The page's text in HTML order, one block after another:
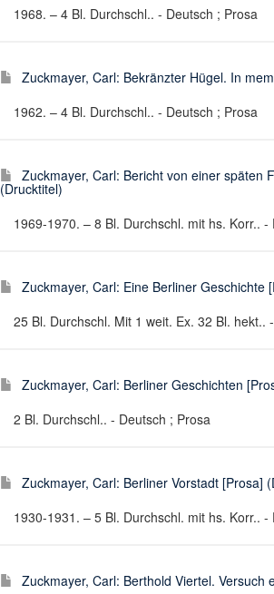
1968. – 4 Bl. Durchschl.. - Deutsch ; Prosa
Zuckmayer, Carl: Bekränzter Hügel. In
1962. – 4 Bl. Durchschl.. - Deutsch ; Prosa
Zuckmayer, Carl: Bericht von einer späten
(Drucktitel)
1969-1970. – 8 Bl. Durchschl. mit hs. Korr.. -
Zuckmayer, Carl: Eine Berliner Geschichte
25 Bl. Durchschl. Mit 1 weit. Ex. 32 Bl. hekt..
Zuckmayer, Carl: Berliner Geschichten
2 Bl. Durchschl.. - Deutsch ; Prosa
Zuckmayer, Carl: Berliner Vorstadt [Prosa]
1930-1931. – 5 Bl. Durchschl. mit hs. Korr.. -
Zuckmayer, Carl: Berthold Viertel.